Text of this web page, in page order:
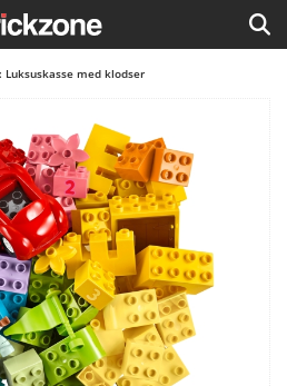
Luksuskasse med klodser